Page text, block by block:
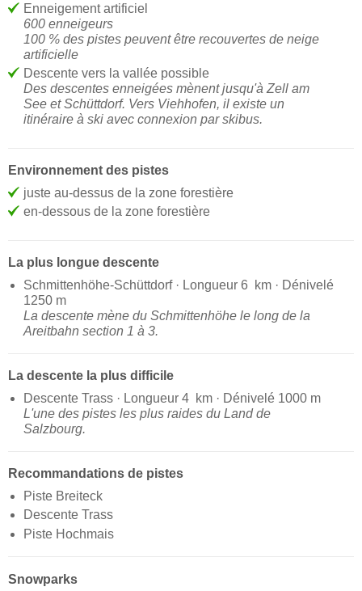
Enneigement artificiel
600 enneigeurs
100 % des pistes peuvent être recouvertes de neige
artificielle
Descente vers la vallée possible
Des descentes enneigées mènent jusqu'à Zell am
See et Schüttdorf. Vers Viehhofen, il existe un
itinéraire à ski avec connexion par skibus.
Environnement des pistes
juste au-dessus de la zone forestière
en-dessous de la zone forestière
La plus longue descente
Schmittenhöhe-Schüttdorf · Longueur 6 km · Dénivelé
1250 m
La descente mène du Schmittenhöhe le long de la
Areitbahn section 1 à 3.
La descente la plus difficile
Descente Trass · Longueur 4 km · Dénivelé 1000 m
L'une des pistes les plus raides du Land de
Salzbourg.
Recommandations de pistes
Piste Breiteck
Descente Trass
Piste Hochmais
Snowparks